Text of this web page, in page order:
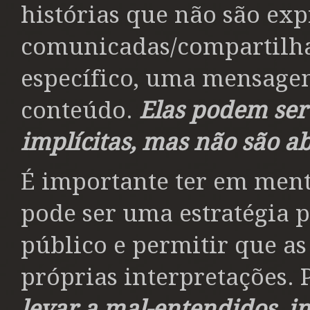
histórias que não são
comunicadas/
específico, uma
conteúdo. Elas podem
implícitas, mas não são
É importante ter em
pode ser uma estratégia
público e permitir que as
próprias interpretações.